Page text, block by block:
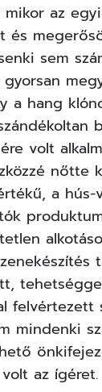
az
sem
a hang
volt
nőtte
a hús-
felvértezett
mindenki
az ígéret.